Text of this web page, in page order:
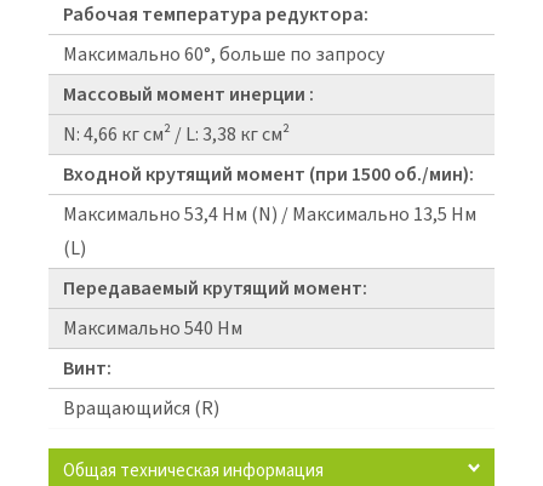
Рабочая температура редуктора:
Максимально 60°, больше по запросу
Массовый момент инерции :
N: 4,66 кг см² / L: 3,38 кг см²
Входной крутящий момент (при 1500 об./мин):
Максимально 53,4 Нм (N) / Максимально 13,5 Нм
(L)
Передаваемый крутящий момент:
Максимально 540 Нм
Винт:
Вращающийся (R)
Общая техническая информация